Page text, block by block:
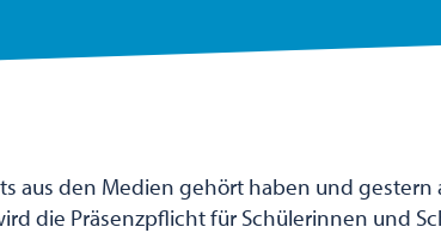
aus den Medien gehört haben und gestern
die Präsenzpflicht für Schülerinnen und